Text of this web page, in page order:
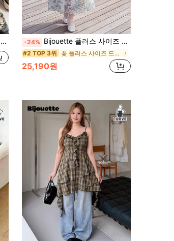
-24% Bijouette 플러스 사이즈 블랙 & 화이트 잉크 프린트 더블 레이어 러플 인조 진주 버튼 허리 강조 드레스, 데이트, 외출, 꽃구경 및 다양한 상황에 적합
#2 TOP 3위 꽃 플러스 사이즈 드레스
25,190원